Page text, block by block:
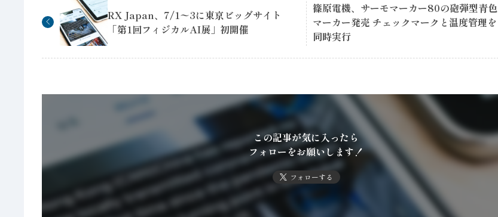
RX Japan、7/1〜3に東京ビッグサイト
「第1回フィジカルAI展」初開催
篠原電機、サーモマーカー80の砲弾型青色
マーカー発売 チェックマークと温度管理を
同時実行
この記事が気に入ったら
フォローをお願いします！
フォローする